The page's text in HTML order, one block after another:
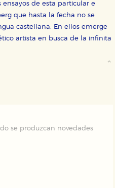
de esta particular e
que hasta la fecha no se
castellana. En ellos emerge
artista en busca de la infinita
se produzcan novedades
información personal sino
única de su
internet.